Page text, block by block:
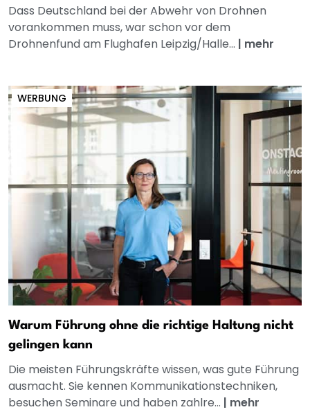
Dass Deutschland bei der Abwehr von Drohnen
vorankommen muss, war schon vor dem
Drohnenfund am Flughafen Leipzig/Halle... | mehr
WERBUNG
Warum Führung ohne die richtige Haltung nicht
gelingen kann
Die meisten Führungskräfte wissen, was gute Führung
ausmacht. Sie kennen Kommunikationstechniken,
besuchen Seminare und haben zahlre... | mehr